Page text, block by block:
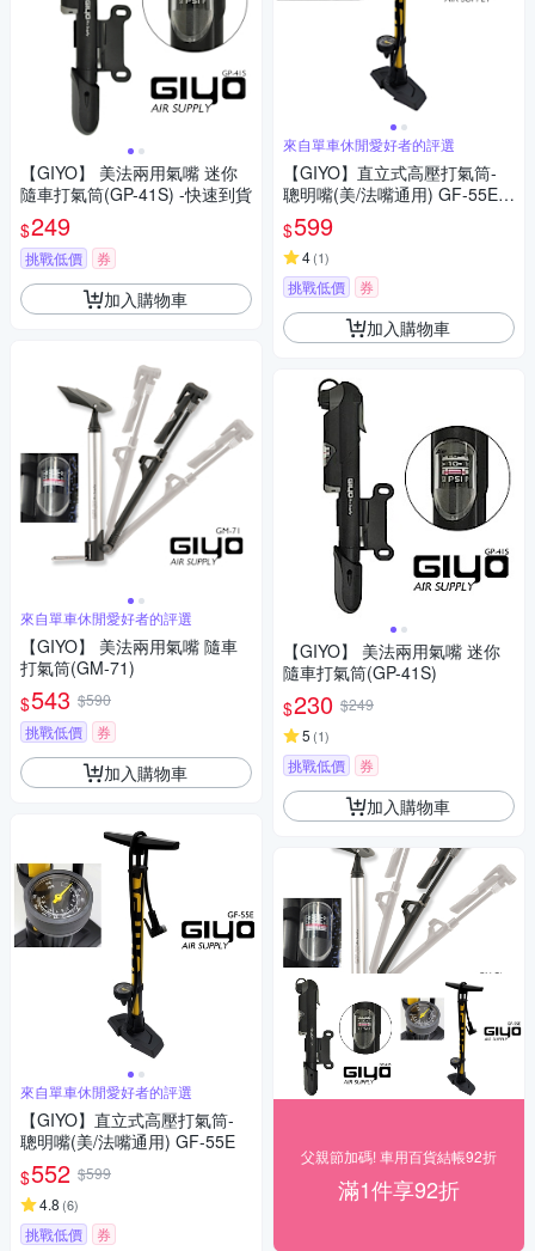
【GIYO】 美法兩用氣嘴 迷你
隨車打氣筒(GP-41S) -快速到貨
$249
挑戰低價 券
加入購物車
來自單車休閒愛好者的評選
【GIYO】 美法兩用氣嘴 隨車
打氣筒(GM-71)
$543 $590
挑戰低價
券
加入購物車
來自單車休閒愛好者的評選
【GIYO】直立式高壓打氣筒-
聰明嘴(美/法嘴通用) GF-55E
$552 $599
4.8 (6)
挑戰低價 券
來自單車休閒愛好者的評選
【GIYO】直立式高壓打氣筒-
聰明嘴(美/法嘴通用) GF-55E -
快速到貨
$599
4(1)
挑戰低價 券
加入購物車
【GIYO】 美法兩用氣嘴 迷你
隨車打氣筒(GP-41S)
$230 $249
5 (1)
挑戰低價 券
加入購物車
父親節加碼! 車用百貨結帳92折
滿1件享92折